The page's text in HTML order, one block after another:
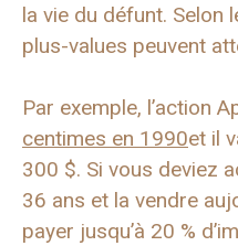
la vie du défunt. Selon
plus-values ​​peuvent
Par exemple, l’action
centimes en 1990et il
300 $. Si vous deviez
36 ans et la vendre
payer jusqu’à 20 %